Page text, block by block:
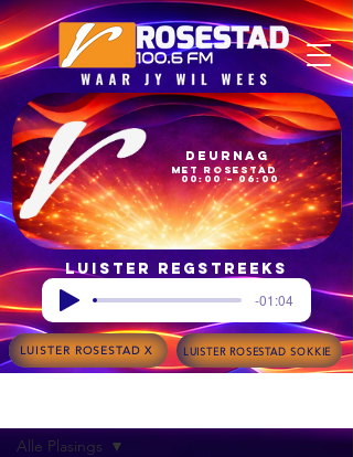
00:00 – 06:00
met Rosestad
Deurnag
Luister regstreeks
-01:04
LUISTER ROSESTAD X LUISTER ROSESTAD SOKKIE
Alle Plasings